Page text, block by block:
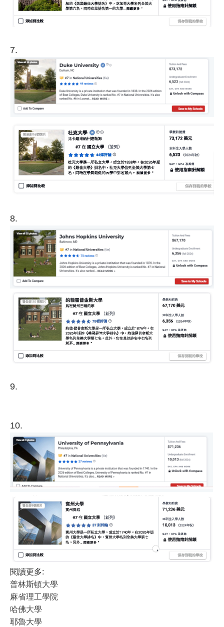
7.
8.
9.
​​​​​​​10.
閱讀更多:
普林斯頓大學
麻省理工學院
哈佛大學
耶魯大學